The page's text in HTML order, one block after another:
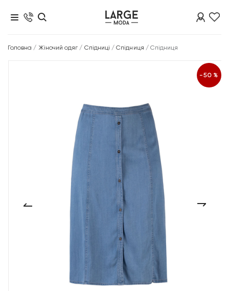
Головна / Жіночий одяг / Спідниці /Спідниця / Спідниця
-50%